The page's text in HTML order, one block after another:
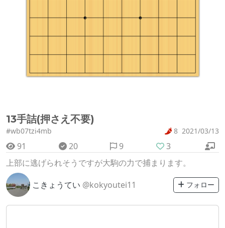
13手詰(押さえ不要)
#wb07tzi4mb 8 2021/03/13
91 20 9
3
上部に逃げられそうですが大駒の力で捕まります。
こきょうてい @kokyoutei11 フォロー